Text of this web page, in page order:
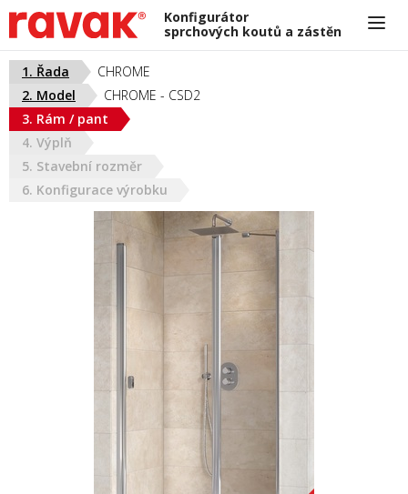
Konfigurátor
sprchových koutů a zástěn
Infolinka 318 427 198
atypy@ravak.cz
1. Řada
CHROME
2. Model
CHROME - CSD2
3. Rám / pant
4. Výplň
5. Stavební rozměr
6. Konfigurace výrobku